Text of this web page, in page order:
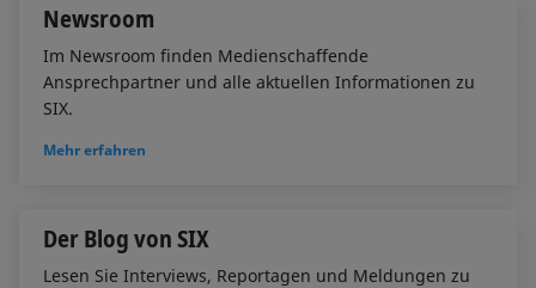
Newsroom
Im Newsroom finden Medienschaffende
Ansprechpartner und alle aktuellen Informationen zu
SIX.
Mehr erfahren
Der Blog von SIX
Lesen Sie Interviews, Reportagen und Meldungen zu